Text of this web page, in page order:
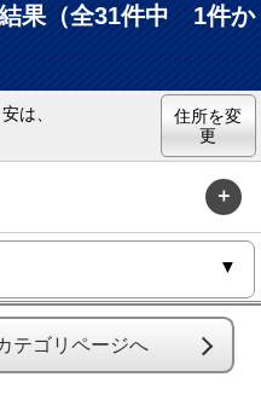
結果（全31件中 1件か
は、
住所を変
更
テゴリページへ